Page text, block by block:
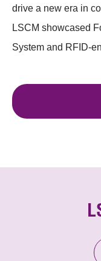
drive a new era in
LSCM showcased
System and RFID-